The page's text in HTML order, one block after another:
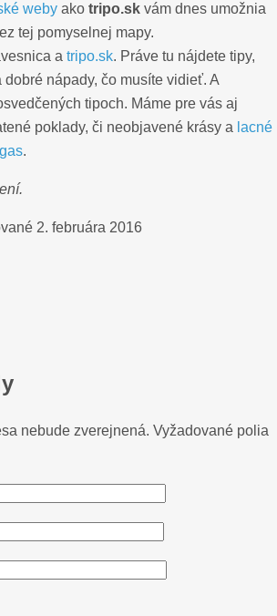
weby ako tripo.sk vám dnes umožnia
tej pomyselnej mapy.
a tripo.sk. Práve tu nájdete tipy,
nápady, čo musíte vidieť. A
tipoch. Máme pre vás aj
poklady, či neobjavené krásy a lacné
.
2. februára 2016
nebude zverejnená. Vyžadované polia